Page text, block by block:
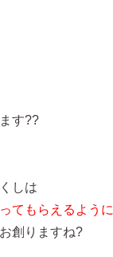
す??
しは
てもらえるように
創りますね?